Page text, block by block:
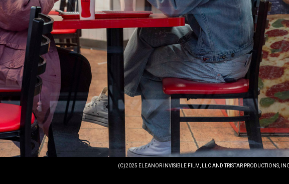
(C)2025 ELEANOR INVISIBLE FILM, LLC AND TRISTAR PRODUCTIONS,